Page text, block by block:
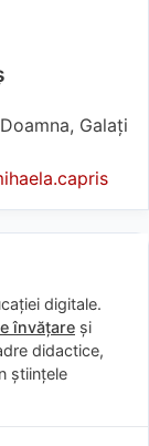
Galați
digitale.
învățare și
didactice,
științele